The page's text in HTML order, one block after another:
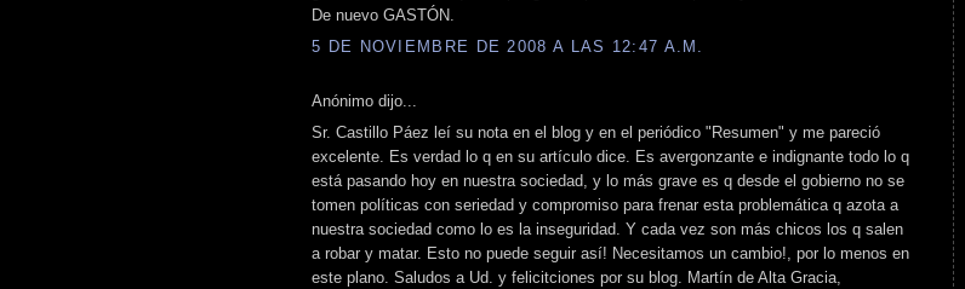
De nuevo GASTÓN.
5 DE NOVIEMBRE DE 2008 A LAS 12:47 A.M.
Anónimo dijo...
Sr. Castillo Páez leí su nota en el blog y en el periódico "Resumen" y me pareció
excelente. Es verdad lo q en su artículo dice. Es avergonzante e indignante todo lo q
está pasando hoy en nuestra sociedad, y lo más grave es q desde el gobierno no se
tomen políticas con seriedad y compromiso para frenar esta problemática q azota a
nuestra sociedad como lo es la inseguridad. Y cada vez son más chicos los q salen
a robar y matar. Esto no puede seguir así! Necesitamos un cambio!, por lo menos en
este plano. Saludos a Ud. y felicitciones por su blog. Martín de Alta Gracia,